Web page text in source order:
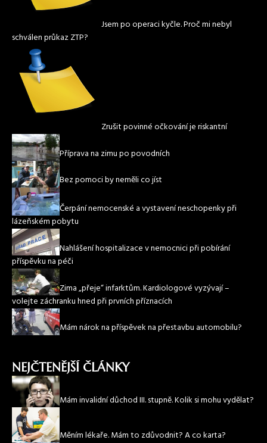
Jsem po operaci kyčle. Proč mi nebyl
schválen průkaz ZTP?
Zrušit povinné očkování je riskantní
Příprava na zimu po povodních
Bez pomoci by neměli co jíst
Čerpání nemocenské a vystavení neschopenky při
lázeňském pobytu
Nahlášení hospitalizace v nemocnici při pobírání
příspěvku na péči
Zima „přeje“ infarktům. Kardiologové vyzývají –
volejte záchranku hned při prvních příznacích
Mám nárok na příspěvek na přestavbu automobilu?
NEJČTENĚJŠÍ ČLÁNKY
Mám invalidní důchod III. stupně. Kolik si mohu vydělat?
Měním lékaře. Mám to zdůvodnit? A co karta?